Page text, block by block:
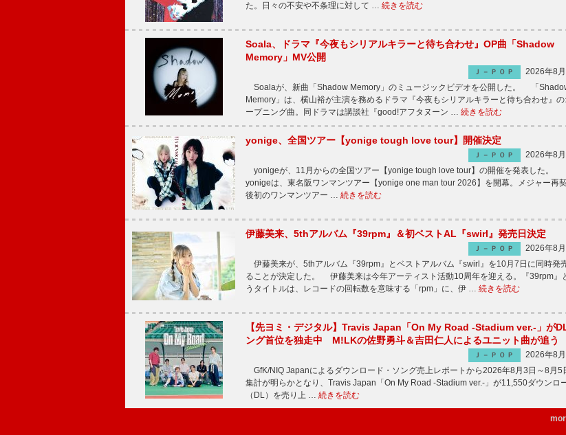
た。日々の不安や不条理に対して … 続きを読む
Soala、ドラマ『今夜もシリアルキラーと待ち合わせ』OP曲「Shadow
Memory」MV公開
Ｊ－ＰＯＰ
2026年8月
Soalaが、新曲「Shadow Memory」のミュージックビデオを公開した。 「
Memory」は、横山裕が主演を務めるドラマ『今夜もシリアルキラーと待ち合わせ』の
ープニング曲。同ドラマは講談社『good!アフタヌーン … 続きを読む
yonige、全国ツアー【yonige tough love tour】開催決定
Ｊ－ＰＯＰ
2026年8月
yonigeが、11月からの全国ツアー【yonige tough love tour】の開催を発表した。
yonigeは、東名阪ワンマンツアー【yonige one man tour 2026】を開幕。メジャー再
後初のワンマンツアー … 続きを読む
伊藤美来、5thアルバム『39rpm』＆初ベストAL『swirl』発売日決定
Ｊ－ＰＯＰ
2026年8月
伊藤美来が、5thアルバム『39rpm』とベストアルバム『swirl』を10月7日に同時発
ることが決定した。 伊藤美来は今年アーティスト活動10周年を迎える。『39rpm』
うタイトルは、レコードの回転数を意味する「rpm」に、伊 … 続きを読む
【先ヨミ・デジタル】Travis Japan「On My Road -Stadium ver.-」が
ング首位を独走中 M!LKの佐野勇斗＆吉田仁人によるユニット曲が追う
Ｊ－ＰＯＰ
2026年8月
GfK/NIQ Japanによるダウンロード・ソング売上レポートから2026年8月3日～8月5
集計が明らかとなり、Travis Japan「On My Road -Stadium ver.-」が11,550ダウンロ
（DL）を売り上 … 続きを読む